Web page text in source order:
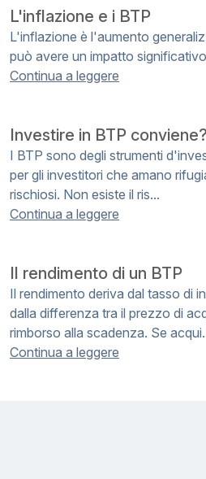
L'inflazione e i BTP
L'inflazione è l'aumento
può avere un impatto
Continua a leggere
Investire in BTP conviene?
I BTP sono degli strumenti
per gli investitori che amano
rischiosi. Non esiste il ris...
Continua a leggere
Il rendimento di un BTP
Il rendimento deriva dal tasso di
dalla differenza tra il prezzo di
rimborso alla scadenza. Se
Continua a leggere